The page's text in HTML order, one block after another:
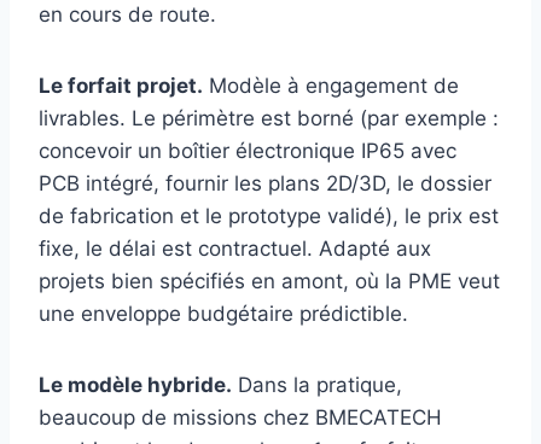
en cours de route.
Le forfait projet. Modèle à engagement de
livrables. Le périmètre est borné (par exemple :
concevoir un boîtier électronique IP65 avec
PCB intégré, fournir les plans 2D/3D, le dossier
de fabrication et le prototype validé), le prix est
fixe, le délai est contractuel. Adapté aux
projets bien spécifiés en amont, où la PME veut
une enveloppe budgétaire prédictible.
Le modèle hybride. Dans la pratique,
beaucoup de missions chez BMECATECH